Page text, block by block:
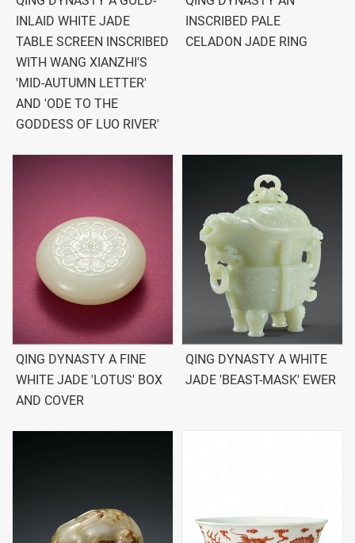
INLAID WHITE JADE
TABLE SCREEN INSCRIBED
WITH WANG XIANZHI'S
'MID-AUTUMN LETTER'
AND 'ODE TO THE
GODDESS OF LUO RIVER'
INSCRIBED PALE
CELADON JADE RING
QING DYNASTY A FINE
WHITE JADE 'LOTUS' BOX
AND COVER
QING DYNASTY A WHITE
JADE 'BEAST-MASK' EWER